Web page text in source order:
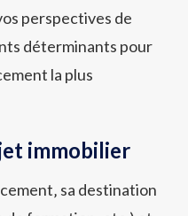
perspectives de
déterminants pour
la plus
immobilier
sa destination